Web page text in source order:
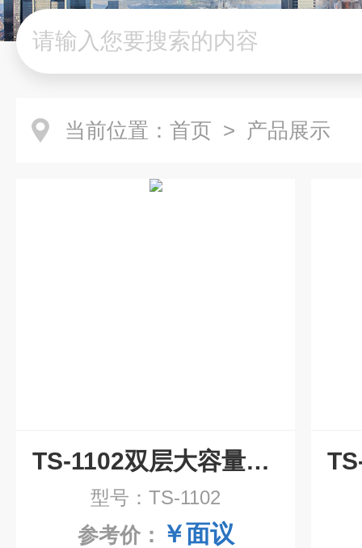
当前位置： 首页 > 产品展示
TS-1102双层大容量空气浴摇床
型号：TS-1102
参考价： ￥面议